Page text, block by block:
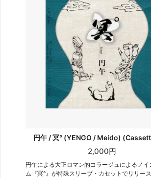
円午 / 冥° (YENGO / Meido)
2,000円
円午による大正ロマン的コラージュによるノイ
ム『冥°』が特殊スリーブ・カセットでリリー